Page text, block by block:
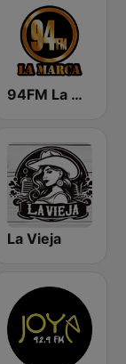
94FM La Marca
La Vieja